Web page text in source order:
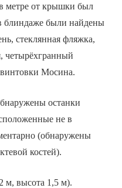
метре от крышки был
блиндаже были найдены
стеклянная фляжка,
четырёхгранный
Мосина.
останки
не в
(обнаружены
костей).
м, высота 1,5 м).